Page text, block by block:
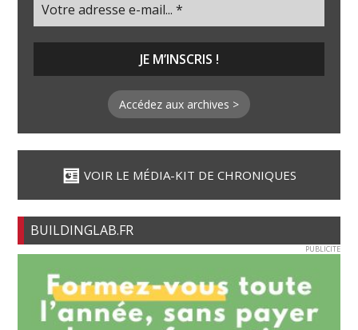
Accédez aux archives >
VOIR LE MÉDIA-KIT DE CHRONIQUES
BUILDINGLAB.FR
PUBLICITE